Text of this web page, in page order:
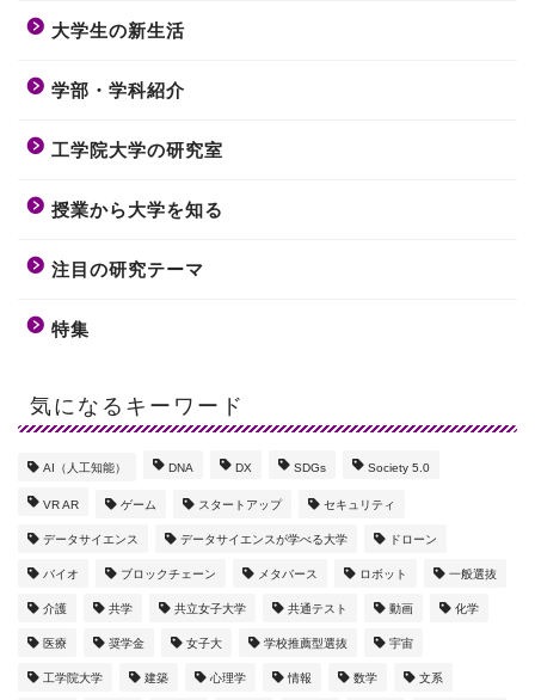
大学生の新生活
学部・学科紹介
工学院大学の研究室
授業から大学を知る
注目の研究テーマ
特集
気になるキーワード
AI（人工知能） DNA DX SDGs Society 5.0
VR AR ゲーム スタートアップ セキュリティ
データサイエンス データサイエンスが学べる大学 ドローン
バイオ ブロックチェーン メタバース ロボット 一般選抜
介護 共学 共立女子大学 共通テスト 動画 化学
医療 奨学金 女子大 学校推薦型選抜 宇宙
工学院大学 建築 心理学 情報 数学 文系